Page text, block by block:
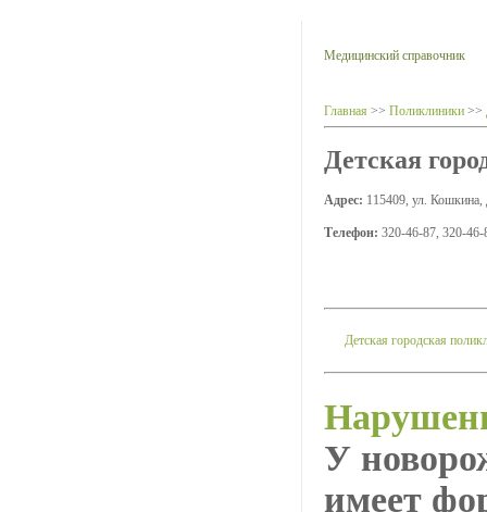
Медицинский справочник
Главная >> Поликлиники >>
Детская
Адрес: 115409, ул. Кошкина,
Телефон: 320-46-87, 320-46-
Детская городская
У
имеет